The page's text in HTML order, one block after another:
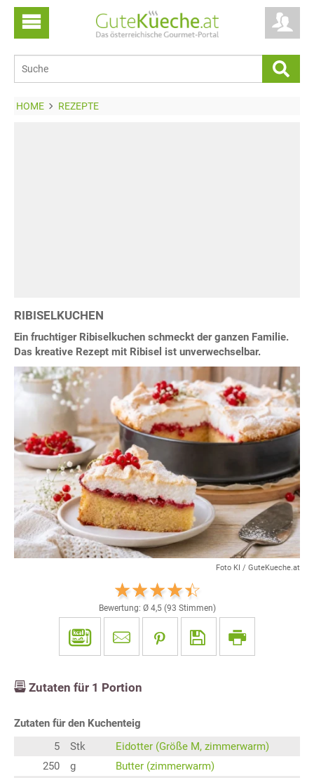
HOME REZEPTE
RIBISELKUCHEN
Ein fruchtiger Ribiselkuchen schmeckt der ganzen Familie.
Das kreative Rezept mit Ribisel ist unverwechselbar.
Foto KI / GuteKueche.at
Bewertung: Ø 4,5(93 Stimmen)
Zutaten für 1 Portion
Zutaten für den Kuchenteig
5
Stk
Eidotter (Größe M, zimmerwarm)
250
g
Butter (zimmerwarm)